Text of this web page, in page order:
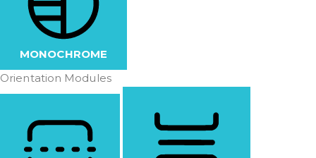
MONOCHROME
Orientation Modules